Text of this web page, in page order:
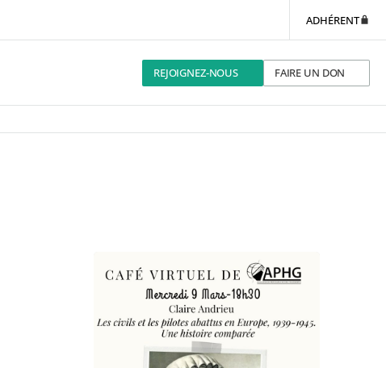
ADHÉRENT
REJOIGNEZ-NOUS FAIRE UN DON